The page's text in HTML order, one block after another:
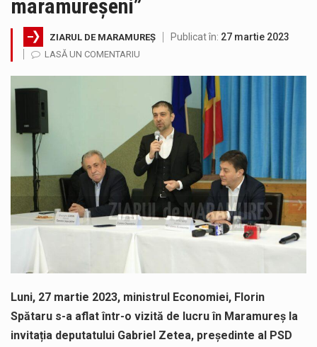
Proiectul pentru reconstrucția definitivă a podului peste râul Săsar din Baia Mare avansează într-o nouă etapă concretă. După asigurarea finanțării…
maramureșeni”
ZIARUL DE MARAMUREȘ Publicat în: 27 martie 2023
LASĂ UN COMENTARIU
Luni, 27 martie 2023, ministrul Economiei, Florin
Spătaru s-a aflat într-o vizită de lucru în Maramureș la
invitația deputatului Gabriel Zetea, președinte al PSD